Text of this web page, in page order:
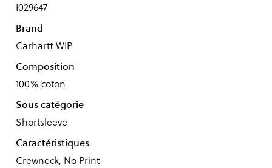
I029647
Brand
Carhartt WIP
Composition
100% coton
Sous catégorie
Shortsleeve
Caractéristiques
Crewneck, No Print